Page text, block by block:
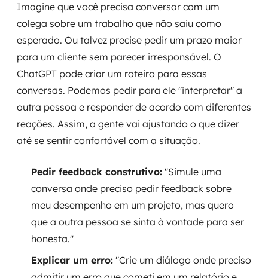
Imagine que você precisa conversar com um
colega sobre um trabalho que não saiu como
esperado. Ou talvez precise pedir um prazo maior
para um cliente sem parecer irresponsável. O
ChatGPT pode criar um roteiro para essas
conversas. Podemos pedir para ele "interpretar" a
outra pessoa e responder de acordo com diferentes
reações. Assim, a gente vai ajustando o que dizer
até se sentir confortável com a situação.
Pedir feedback construtivo: "Simule uma
conversa onde preciso pedir feedback sobre
meu desempenho em um projeto, mas quero
que a outra pessoa se sinta à vontade para ser
honesta."
Explicar um erro: "Crie um diálogo onde preciso